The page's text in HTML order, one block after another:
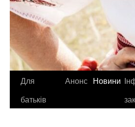
Для
батьків
Анонс Новини